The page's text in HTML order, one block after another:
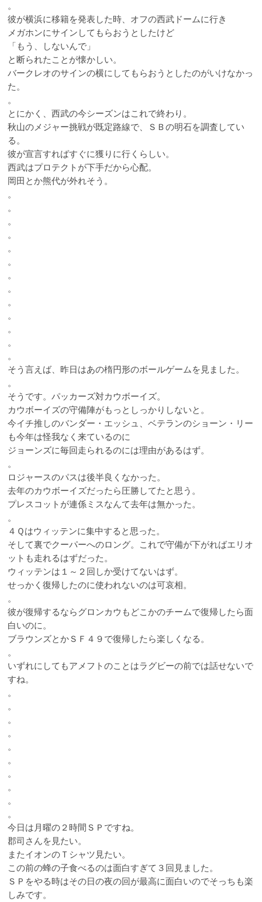
。
彼が横浜に移籍を発表した時、オフの西武ドームに行き
メガホンにサインしてもらおうとしたけど
「もう、しないんで」
と断られたことが懐かしい。
バークレオのサインの横にしてもらおうとしたのがいけなかっ
た。
。
とにかく、西武の今シーズンはこれで終わり。
秋山のメジャー挑戦が既定路線で、ＳＢの明石を調査してい
る。
彼が宣言すればすぐに獲りに行くらしい。
西武はプロテクトが下手だから心配。
岡田とか熊代が外れそう。
。
。
。
。
。
。
。
。
。
。
。
。
。
そう言えば、昨日はあの楕円形のボールゲームを見ました。
。
そうです。パッカーズ対カウボーイズ。
カウボーイズの守備陣がもっとしっかりしないと。
今イチ推しのバンダー・エッシュ、ベテランのショーン・リー
も今年は怪我なく来ているのに
ジョーンズに毎回走られるのには理由があるはず。
。
ロジャースのパスは後半良くなかった。
去年のカウボーイズだったら圧勝してたと思う。
プレスコットが連係ミスなんて去年は無かった。
。
４Ｑはウィッテンに集中すると思った。
そして裏でクーパーへのロング。これで守備が下がればエリオ
ットも走れるはずだった。
ウィッテンは１～２回しか受けてないはず。
せっかく復帰したのに使われないのは可哀相。
。
彼が復帰するならグロンカウもどこかのチームで復帰したら面
白いのに。
ブラウンズとかＳＦ４９で復帰したら楽しくなる。
。
いずれにしてもアメフトのことはラグビーの前では話せないで
すね。
。
。
。
。
。
。
。
。
。
。
今日は月曜の２時間ＳＰですね。
郡司さんを見たい。
またイオンのＴシャツ見たい。
この前の蜂の子食べるのは面白すぎて３回見ました。
ＳＰをやる時はその日の夜の回が最高に面白いのでそっちも楽
しみです。